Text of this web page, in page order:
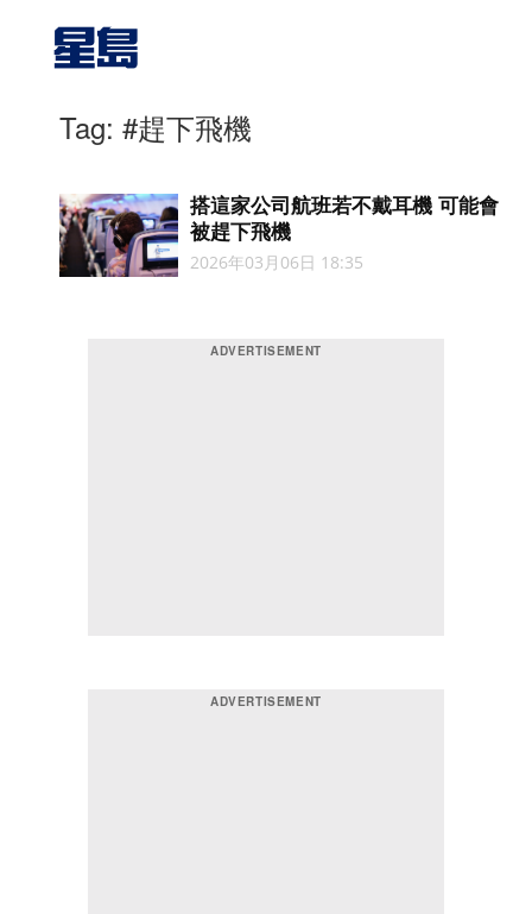
Tag: #趕下飛機
搭這家公司航班若不戴耳機 可能會
被趕下飛機
2026年03月06日 18:35